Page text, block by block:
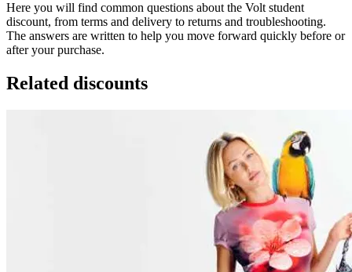
Here you will find common questions about the Volt student
discount, from terms and delivery to returns and troubleshooting.
The answers are written to help you move forward quickly before or
after your purchase.
Related discounts